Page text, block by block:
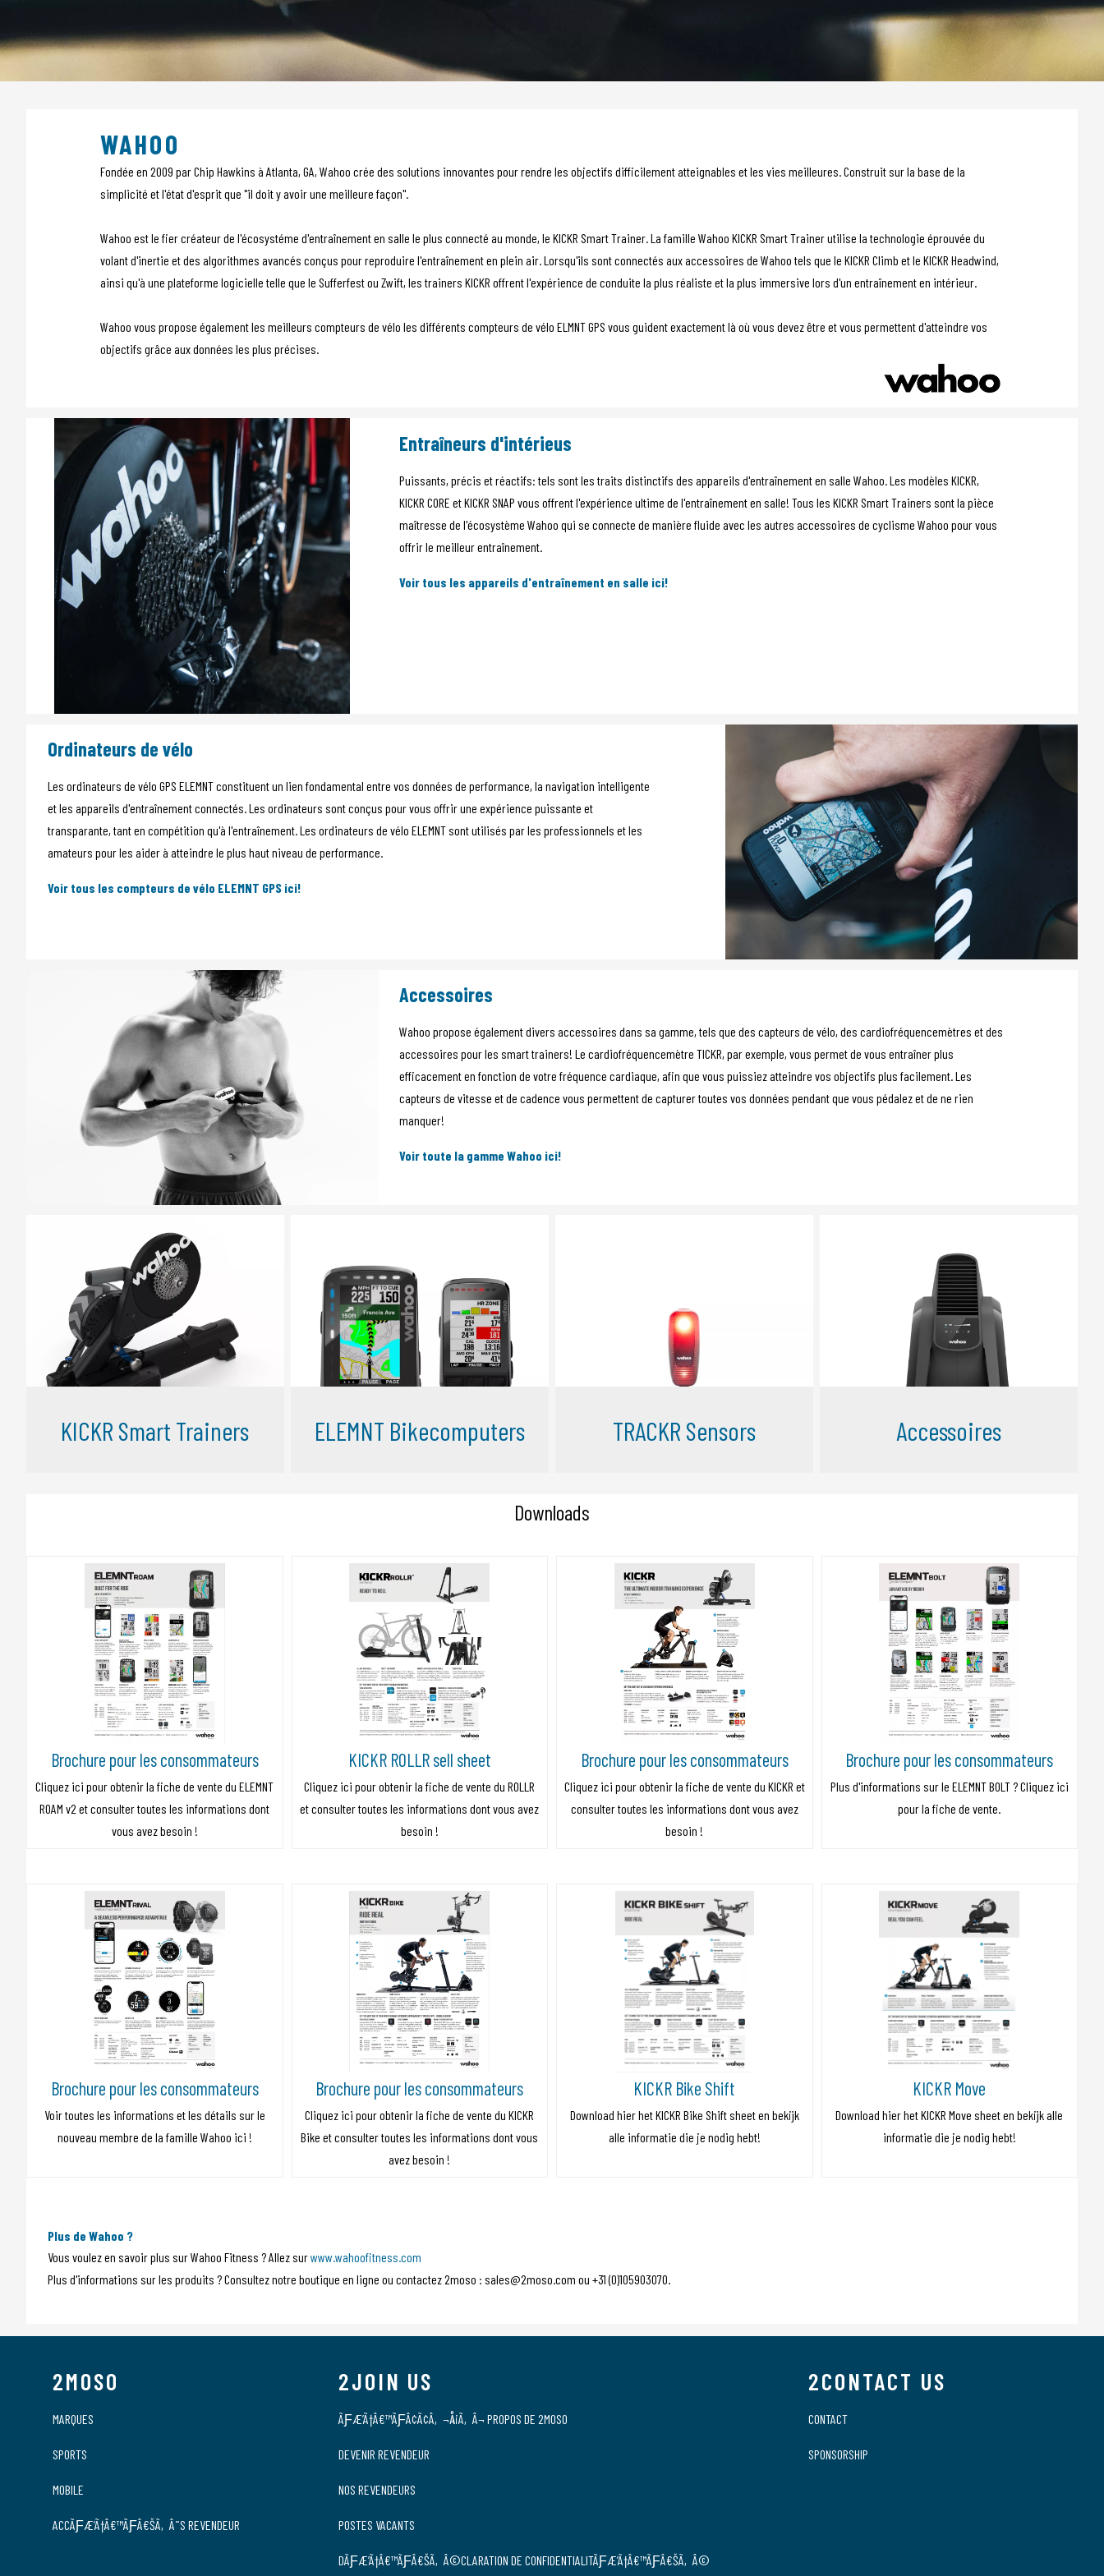
Sensors
Tech Training
Tubeless
Nutrition
Promo
WAHOO
Fondée en 2009 par Chip Hawkins à Atlanta, GA, Wahoo crée des solutions innovantes pour rendre les objectifs difficilement atteignables et les vies meilleures. Construit sur la base de la
simplicité et l'état d'esprit que "il doit y avoir une meilleure façon".
Wahoo est le fier créateur de l'écosystéme d'entraînement en salle le plus connecté au monde, le KICKR Smart Trainer. La famille Wahoo KICKR Smart Trainer utilise la technologie éprouvée du
volant d'inertie et des algorithmes avancés conçus pour reproduire l'entraînement en plein air. Lorsqu'ils sont connectés aux accessoires de Wahoo tels que le KICKR Climb et le KICKR Headwind,
ainsi qu'à une plateforme logicielle telle que le Sufferfest ou Zwift, les trainers KICKR offrent l'expérience de conduite la plus réaliste et la plus immersive lors d'un entraînement en intérieur.
Wahoo vous propose également les meilleurs compteurs de vélo les différents compteurs de vélo ELMNT GPS vous guident exactement là où vous devez être et vous permettent d'atteindre vos
objectifs grâce aux données les plus précises.
Entraîneurs d'intérieus
Puissants, précis et réactifs: tels sont les traits distinctifs des appareils d'entraînement en salle Wahoo. Les modèles KICKR,
KICKR CORE et KICKR SNAP vous offrent l'expérience ultime de l'entraînement en salle! Tous les KICKR Smart Trainers sont la pièce
maîtresse de l'écosystème Wahoo qui se connecte de manière fluide avec les autres accessoires de cyclisme Wahoo pour vous
offrir le meilleur entraînement.
Voir tous les appareils d'entraînement en salle ici!
Ordinateurs de vélo
Les ordinateurs de vélo GPS ELEMNT constituent un lien fondamental entre vos données de performance, la navigation intelligente
et les appareils d'entraînement connectés. Les ordinateurs sont conçus pour vous offrir une expérience puissante et
transparante, tant en compétition qu'à l'entraînement. Les ordinateurs de vélo ELEMNT sont utilisés par les professionnels et les
amateurs pour les aider à atteindre le plus haut niveau de performance.
Voir tous les compteurs de vélo ELEMNT GPS ici!
Accessoires
Wahoo propose également divers accessoires dans sa gamme, tels que des capteurs de vélo, des cardiofréquencemètres et des
accessoires pour les smart trainers! Le cardiofréquencemètre TICKR, par exemple, vous permet de vous entraîner plus
efficacement en fonction de votre fréquence cardiaque, afin que vous puissiez atteindre vos objectifs plus facilement. Les
capteurs de vitesse et de cadence vous permettent de capturer toutes vos données pendant que vous pédalez et de ne rien
manquer!
Voir toute la gamme Wahoo ici!
KICKR Smart Trainers ELEMNT Bikecomputers TRACKR Sensors Accessoires
Downloads
Brochure pour les consommateurs
Cliquez ici pour obtenir la fiche de vente du ELEMNT
ROAM v2 et consulter toutes les informations dont
vous avez besoin !
KICKR ROLLR sell sheet
Cliquez ici pour obtenir la fiche de vente du ROLLR
et consulter toutes les informations dont vous avez
besoin !
Brochure pour les consommateurs
Cliquez ici pour obtenir la fiche de vente du KICKR et
consulter toutes les informations dont vous avez
besoin !
Brochure pour les consommateurs
Plus d'informations sur le ELEMNT BOLT ? Cliquez ici
pour la fiche de vente.
Brochure pour les consommateurs
Voir toutes les informations et les détails sur le
nouveau membre de la famille Wahoo ici !
Brochure pour les consommateurs
Cliquez ici pour obtenir la fiche de vente du KICKR
Bike et consulter toutes les informations dont vous
avez besoin !
KICKR Bike Shift
Download hier het KICKR Bike Shift sheet en bekijk
alle informatie die je nodig hebt!
KICKR Move
Download hier het KICKR Move sheet en bekijk alle
informatie die je nodig hebt!
Plus de Wahoo ?
Vous voulez en savoir plus sur Wahoo Fitness ? Allez surwww.wahoofitness.com
Plus d'informations sur les produits ? Consultez notre boutique en ligne ou contactez 2moso : sales@2moso.com ou +31 (0)105903070.
2MOSO
MARQUES
SPORTS
MOBILE
ACCÃƑÆ’Ã†Â€™ÃƑÂ€ŠÃ‚Â¨S REVENDEUR
2JOIN US
ÃƑÆ’Ã†Â€™ÃƑÂ¢Ã¢Â‚¬Å¡Ã‚Â¬ PROPOS DE 2MOSO
DEVENIR REVENDEUR
NOS REVENDEURS
POSTES VACANTS
DÃƑÆ’Ã†Â€™ÃƑÂ€ŠÃ‚Â©CLARATION DE CONFIDENTIALITÃƑÆ’Ã†Â€™ÃƑÂ€ŠÃ‚Â©
2CONTACT US
CONTACT
SPONSORSHIP